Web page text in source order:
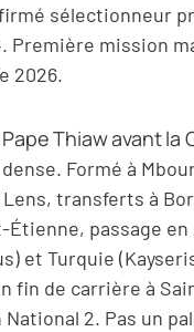
sélectionneur
Première mission
2026.
Thiaw avant la
Formé à
transferts à
Étienne, passage en
et Turquie
fin de carrière à
2. Pas un